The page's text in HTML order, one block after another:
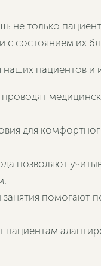
не только
состоянием их
пациентов и
для
позволяют
помогают